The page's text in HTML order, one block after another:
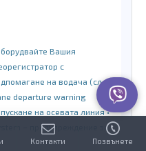
Вашия
с
на водача (след
departure warning
на осевата линия •
– предупреждение за
Контакти Позвънете